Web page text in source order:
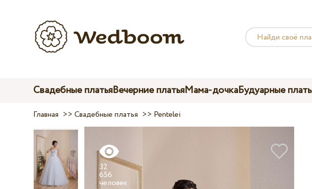
Свадебные платьяВечерние платьяМама-дочкаБудуарные
Главная >>Свадебные платья >> Pentelei
32
656
человек